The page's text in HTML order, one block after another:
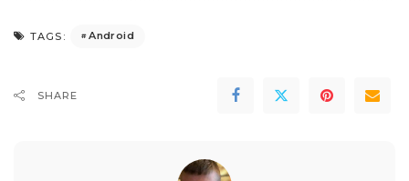
TAGS: Android
SHARE